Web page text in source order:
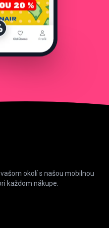
okolí s našou mobilnou
každom nákupe.